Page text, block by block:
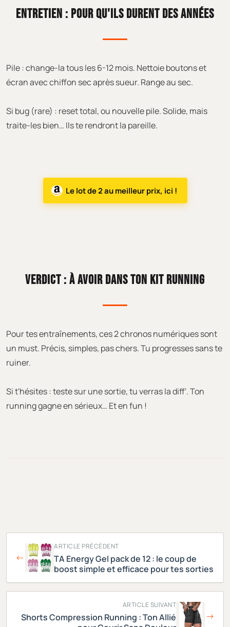
ENTRETIEN : POUR QU'ILS DURENT DES ANNÉES
Pile : change-la tous les 6-12 mois. Nettoie boutons et
écran avec chiffon sec après sueur. Range au sec.
Si bug (rare) : reset total, ou nouvelle pile. Solide, mais
traite-les bien… Ils te rendront la pareille.
Le lot de 2 au meilleur prix, ici !
VERDICT : À AVOIR DANS TON KIT RUNNING
Pour tes entraînements, ces 2 chronos numériques sont
un must. Précis, simples, pas chers. Tu progresses sans te
ruiner.
Si t'hésites : teste sur une sortie, tu verras la diff'. Ton
running gagne en sérieux… Et en fun !
ARTICLE PRÉCÉDENT
TA Energy Gel pack de 12 : le coup de
boost simple et efficace pour tes sorties
ARTICLE SUIVANT
Shorts Compression Running : Ton Allié